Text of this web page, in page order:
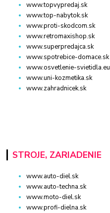
www.topvypredaj.sk
www.top-nabytok.sk
www.proti-skodcom.sk
www.retromaxishop.sk
www.superpredajca.sk
www.spotrebice-domace.sk
www.osvetlenie-svietidla.eu
www.uni-kozmetika.sk
www.zahradnicek.sk
STROJE, ZARIADENIE
www.auto-diel.sk
www.auto-techna.sk
www.moto-diel.sk
www.profi-dielna.sk